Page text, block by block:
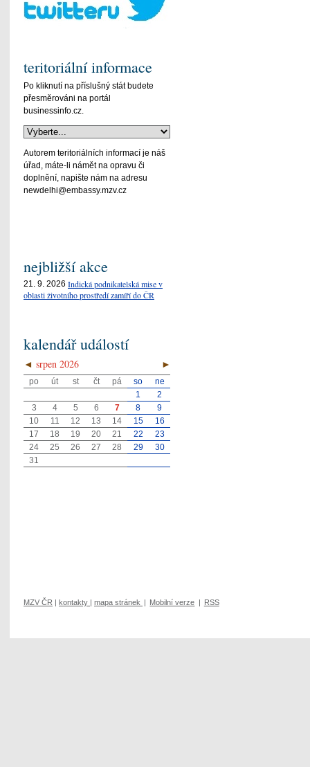
teritoriální informace
Po kliknutí na příslušný stát budete
přesměrováni na portál
businessinfo.cz.
Autorem teritoriálních informací je náš
úřad, máte-li námět na opravu či
doplnění, napište nám na adresu
newdelhi@embassy.mzv.cz
nejbližší akce
21. 9. 2026 Indická podnikatelská mise v
oblasti životního prostředí zamíří do ČR
kalendář událostí
◄ ►
srpen 2026
po út st čt pá so
ne
1
2
3
4 5 6 7 8
9
10
11 12 13 14 15
16
17
18 19 20 21 22
23
24
25 26 27 28 29
30
31
MZV ČR | kontakty | mapa stránek | Mobilní verze | RSS